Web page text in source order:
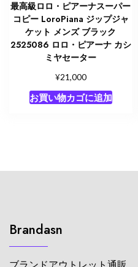
最高級ロロ・ピアーナスーパー
コピー LoroPiana ジップジャ
ケット メンズ ブラック
2525086 ロロ・ピアーナ カシ
ミヤセーター
¥21,000
お買い物カゴに追加
Brandasn
ブランドアウトレット通販